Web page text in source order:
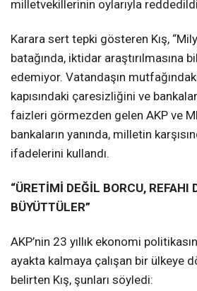
milletvekillerinin oylarıyla
Karara sert tepki gösteren Kış,
batağında, iktidar araştırılmasına
edemiyor. Vatandaşın
kapısındaki çaresizliğini ve
faizleri görmezden gelen AKP ve
bankaların yanında, milletin
ifadelerini kullandı.
“ÜRETİMİ DEĞİL BORCU, REFAHI
BÜYÜTTÜLER”
AKP’nin 23 yıllık ekonomi
ayakta kalmaya çalışan bir ülkeye
belirten Kış, şunları söyledi: